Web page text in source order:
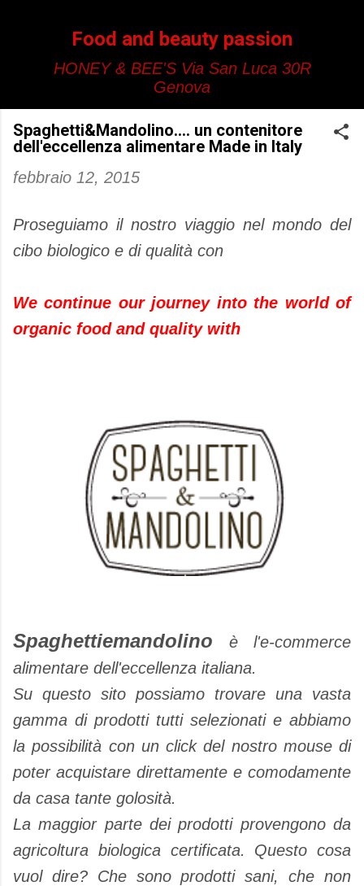
Food and beauty passion
HONEY & BEE'S Via San Luca 30R
Genova
Spaghetti&Mandolino.... un contenitore
dell'eccellenza alimentare Made in Italy
febbraio 12, 2015
Proseguiamo il nostro viaggio nel mondo del
cibo biologico e di qualità con
We continue our journey into the world of
organic food and quality with
Spaghettiemandolino
è l'e-commerce
alimentare dell'eccellenza italiana.
Su questo sito possiamo trovare una vasta
gamma di prodotti tutti selezionati e abbiamo
la possibilità con un click del nostro mouse di
poter acquistare direttamente e comodamente
da casa tante golosità.
La maggior parte dei prodotti provengono da
agricoltura biologica certificata. Questo cosa
vuol dire? Che sono prodotti sani, che non